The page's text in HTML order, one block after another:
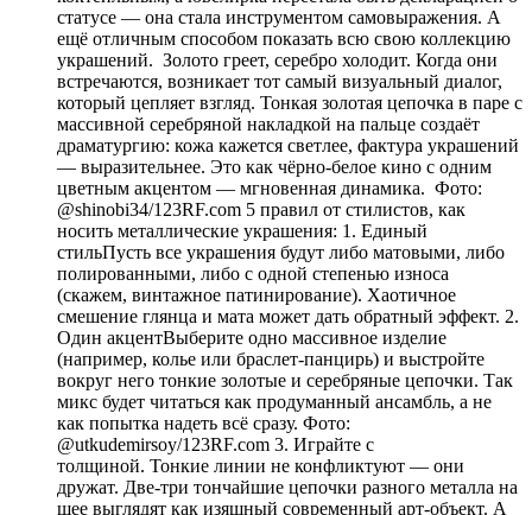
статусе — она стала инструментом самовыражения. А
ещё отличным способом показать всю свою коллекцию
украшений. Золото греет, серебро холодит. Когда они
встречаются, возникает тот самый визуальный диалог,
который цепляет взгляд. Тонкая золотая цепочка в паре с
массивной серебряной накладкой на пальце создаёт
драматургию: кожа кажется светлее, фактура украшений
— выразительнее. Это как чёрно-белое кино с одним
цветным акцентом — мгновенная динамика. Фото:
@shinobi34/123RF.com 5 правил от стилистов, как
носить металлические украшения: 1. Единый
стильПусть все украшения будут либо матовыми, либо
полированными, либо с одной степенью износа
(скажем, винтажное патинирование). Хаотичное
смешение глянца и мата может дать обратный эффект. 2.
Один акцентВыберите одно массивное изделие
(например, колье или браслет-панцирь) и выстройте
вокруг него тонкие золотые и серебряные цепочки. Так
микс будет читаться как продуманный ансамбль, а не
как попытка надеть всё сразу. Фото:
@utkudemirsoy/123RF.com 3. Играйте с
толщиной. Тонкие линии не конфликтуют — они
дружат. Две-три тончайшие цепочки разного металла на
шее выглядят как изящный современный арт-объект. А